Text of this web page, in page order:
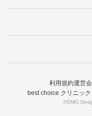
利用規約運営
best choice クリニッ
©GMO